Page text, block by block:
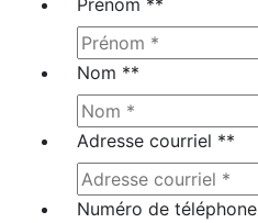
Prénom **
Nom **
Adresse courriel **
Numéro de